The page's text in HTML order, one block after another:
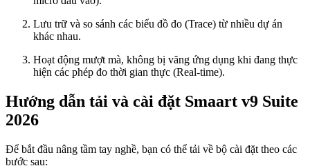
Lưu trữ và so sánh các biểu đồ đo (Trace) từ nhiều dự án
khác nhau.
Hoạt động mượt mà, không bị văng ứng dụng khi đang thực
hiện các phép đo thời gian thực (Real-time).
Hướng dẫn tải và cài đặt Smaart v9 Suite
2026
Để bắt đầu nâng tầm tay nghề, bạn có thể tải về bộ cài đặt theo các
bước sau: